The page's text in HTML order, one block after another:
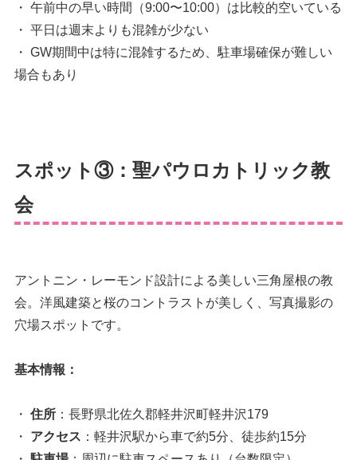
・ 午前中の早い時間（9:00〜10:00）は比較的空いている
・ 平日は週末よりも混雑が少ない
・ GW期間中は特に混雑するため、駐車場確保が難しい
場合もあり
スポット③：聖パウロカトリック教
会
アントニン・レーモンド設計による美しい三角屋根の教
会。洋風建築と桜のコントラストが美しく、写真撮影の
穴場スポットです。
基本情報：
・ 住所：長野県北佐久郡軽井沢町軽井沢179
・ アクセス ：軽井沢駅から車で約5分、徒歩約15分